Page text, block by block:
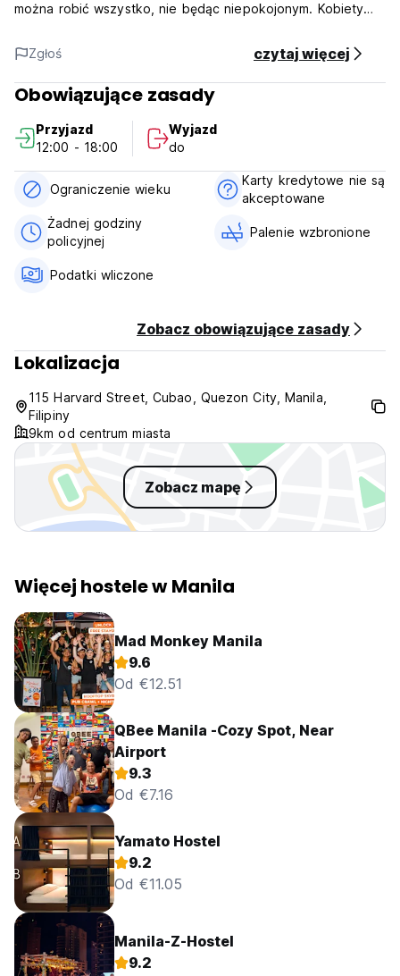
można robić wszystko, nie będąc niepokojonym. Kobiety
Wszyscy goście mogą korzystać z bezpłatnego Wi-Fi.
Ustawienia temperatury i oświetlenia można również
dostosować do własnych potrzeb.
***Zasady i warunki dotyczące nieruchomości:
2. Zameldowanie od 12:00 do 18:00.
3. Wymeldowanie od 11:00.
4. Płatność po przyjeździe wyłącznie gotówką.
5. Godziny pracy recepcji: 08:00-18:00.
7. Podatki wliczone w cenę
8. Śniadanie nie jest wliczone w cenę.
10. Brak godziny policyjnej. Część wypoczynkowa czynna
Zgłoś czytaj więcej
Obowiązujące zasady
Przyjazd
12:00 - 18:00
Wyjazd
do
Ograniczenie wieku
Karty kredytowe nie są
akceptowane
Żadnej godziny
policyjnej
Palenie wzbronione
Podatki wliczone
Zobacz obowiązujące zasady
Lokalizacja
115 Harvard Street, Cubao, Quezon City, Manila,
Filipiny
9km od centrum miasta
Zobacz mapę
Więcej hostele w Manila
Mad Monkey Manila
9.6
Od €12.51
QBee Manila -Cozy Spot, Near
Airport
9.3
Od €7.16
Yamato Hostel
9.2
Od €11.05
Manila-Z-Hostel
9.2